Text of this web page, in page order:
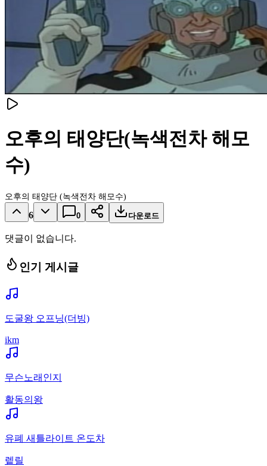
오후의 태양단(녹색전차 해모
수)
오후의 태양단 (녹색전차 해모수)
6 0 다운로드
댓글이 없습니다.
인기 게시글
도굴왕 오프닝(더빙)
ikm
무슨노래인지
활동의왕
유폐 새틀라이트 온도차
렡릴